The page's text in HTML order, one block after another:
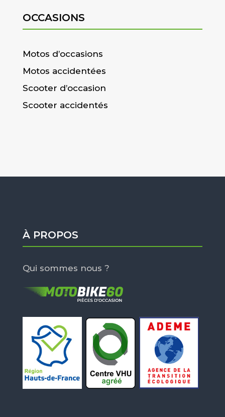
OCCASIONS
Motos d’occasions
Motos accidentées
Scooter d’occasion
Scooter accidentés
À PROPOS
Qui sommes nous ?